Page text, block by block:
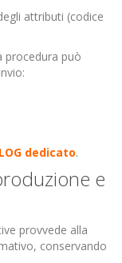
attributi (codice
procedura può
LOG dedicato.
e
provvede alla
conservando